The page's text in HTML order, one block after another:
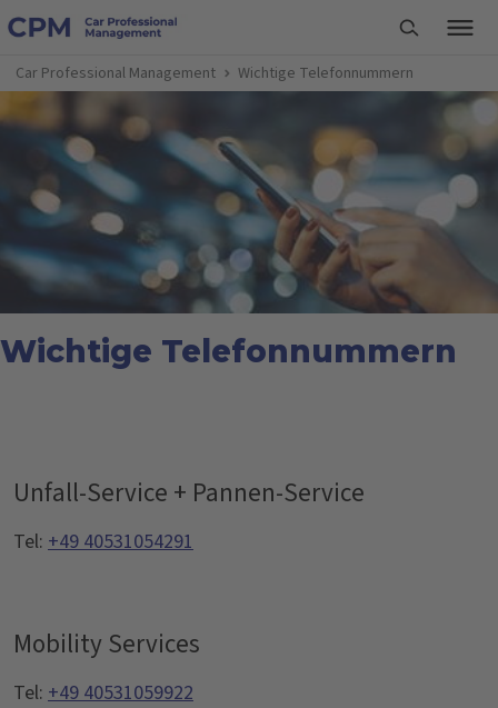
Car Professional Management Wichtige Telefonnummern
Wichtige Telefonnummern
Unfall-Service + Pannen-Service
Tel: +49 40531054291
Mobility Services
Tel: +49 40531059922